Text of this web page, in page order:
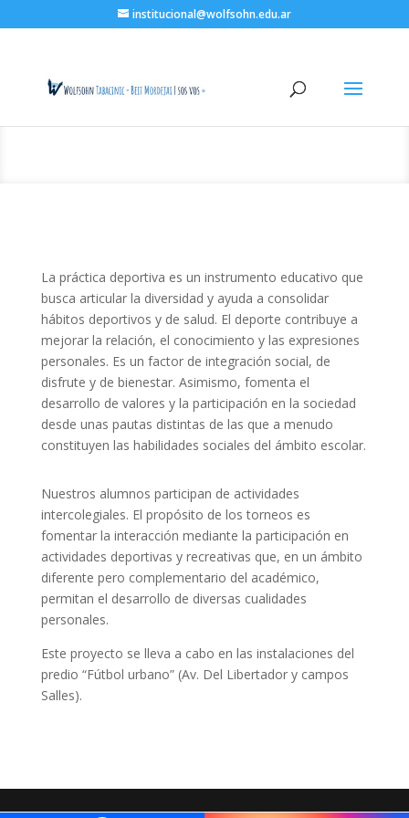
institucional@wolfsohn.edu.ar
Proyecto deportivo
La práctica deportiva es un instrumento educativo que
busca articular la diversidad y ayuda a consolidar
hábitos deportivos y de salud. El deporte contribuye a
mejorar la relación, el conocimiento y las expresiones
personales. Es un factor de integración social, de
disfrute y de bienestar. Asimismo, fomenta el
desarrollo de valores y la participación en la sociedad
desde unas pautas distintas de las que a menudo
constituyen las habilidades sociales del ámbito escolar.
Nuestros alumnos participan de actividades
intercolegiales. El propósito de los torneos es
fomentar la interacción mediante la participación en
actividades deportivas y recreativas que, en un ámbito
diferente pero complementario del académico,
permitan el desarrollo de diversas cualidades
personales.
Este proyecto se lleva a cabo en las instalaciones del
predio “Fútbol urbano” (Av. Del Libertador y campos
Salles).